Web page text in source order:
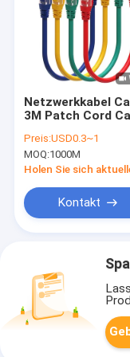
Netzwerkkabel
3M Patch Cord
Ethernet/
Patch Cord
Preis:USD0.3~1
MOQ:1000M
Holen Sie sich
Kontakt